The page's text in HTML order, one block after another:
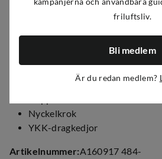
Handskvänligt spänne mitt
Flaskhållare med extra
Elastisk snodd för att fästa
Nyckelkrok
YKK-dragkedjor
Artikelnummer:A160917 484-
friluftsliv.
Bli medlem
Är du redan medlem?